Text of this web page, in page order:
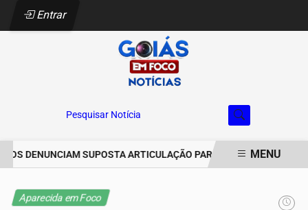
Entrar
Pesquisar Notícia
DENUNCIAM SUPOSTA ARTICULAÇÃO PARA INVASÕES DEMENU
Aparecida em Foco